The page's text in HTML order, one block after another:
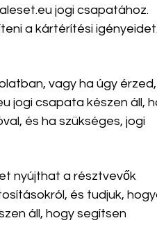
jogi csapatához.
a kártérítési igényeidet.
vagy ha úgy érzed,
jogi csapata készen áll,
és ha szükséges, jogi
nyújthat a résztvevők
és tudjuk,
áll, hogy segítsen